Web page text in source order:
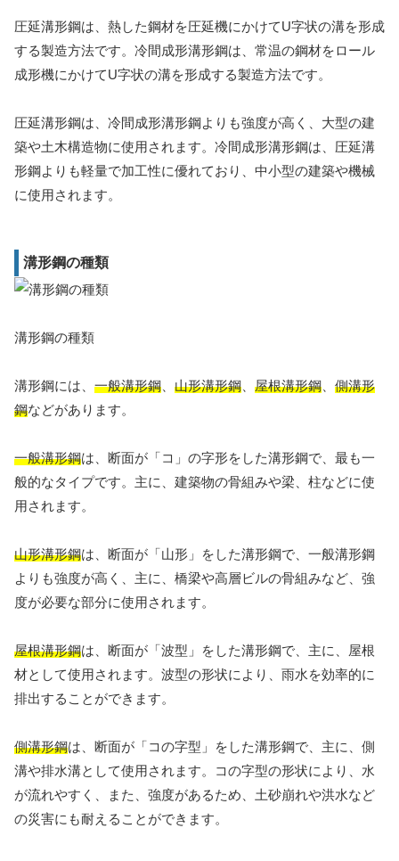
圧延溝形鋼は、熱した鋼材を圧延機にかけてU字状の溝を形成
する製造方法です。冷間成形溝形鋼は、常温の鋼材をロール
成形機にかけてU字状の溝を形成する製造方法です。
圧延溝形鋼は、冷間成形溝形鋼よりも強度が高く、大型の建
築や土木構造物に使用されます。冷間成形溝形鋼は、圧延溝
形鋼よりも軽量で加工性に優れており、中小型の建築や機械
に使用されます。
溝形鋼の種類
溝形鋼の種類
溝形鋼には、 一般溝形鋼 山形溝形鋼 屋根溝形鋼
側溝形
鋼などがあります。
一般溝形鋼は、断面が「コ」の字形をした溝形鋼で、最も一
般的なタイプです。主に、建築物の骨組みや梁、柱などに使
用されます。
山形溝形鋼は、断面が「山形」をした溝形鋼で、一般溝形鋼
よりも強度が高く、主に、橋梁や高層ビルの骨組みなど、強
度が必要な部分に使用されます。
屋根溝形鋼は、断面が「波型」をした溝形鋼で、主に、屋根
材として使用されます。波型の形状により、雨水を効率的に
排出することができます。
側溝形鋼は、断面が「コの字型」をした溝形鋼で、主に、側
溝や排水溝として使用されます。コの字型の形状により、水
が流れやすく、また、強度があるため、土砂崩れや洪水など
の災害にも耐えることができます。